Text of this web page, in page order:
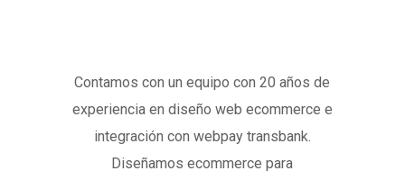
Contamos con un equipo con 20 años de
experiencia en diseño web ecommerce e
integración con webpay transbank.
Diseñamos ecommerce para